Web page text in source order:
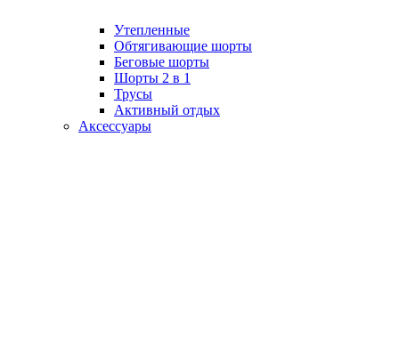
Утепленные
Обтягивающие шорты
Беговые шорты
Шорты 2 в 1
Трусы
Активный отдых
Аксессуары